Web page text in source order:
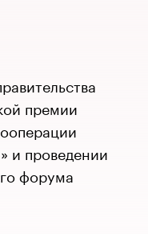
премии
и проведении
форума